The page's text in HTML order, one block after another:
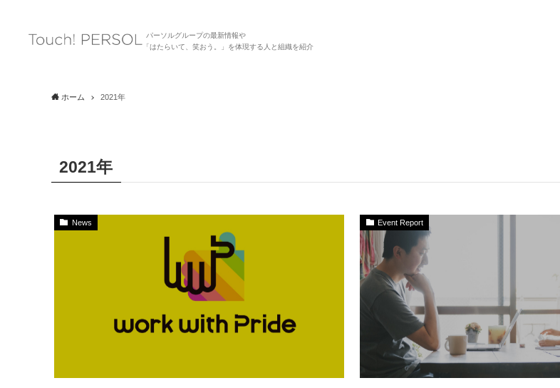
パーソルグループの最新情報や
「はたらいて、笑おう。」を体現する人と組織を紹介
ホーム 2021年
2021年
News Event Report